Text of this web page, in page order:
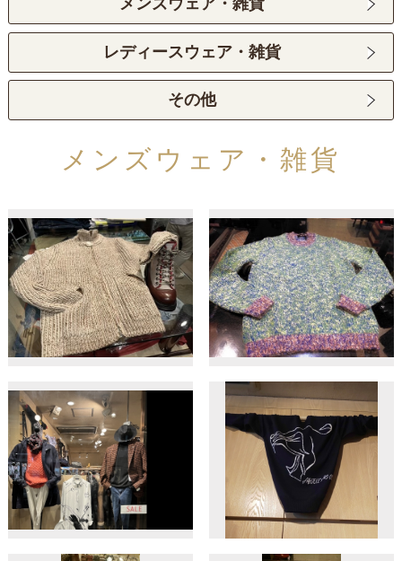
レディースウェア・雑貨
その他
メンズウェア・雑貨